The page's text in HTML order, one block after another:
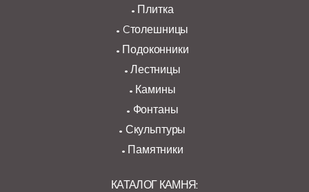
Плитка
Cтолешницы
Подоконники
Лестницы
Камины
Фонтаны
Скульптуры
Памятники
КАТАЛОГ КАМНЯ: